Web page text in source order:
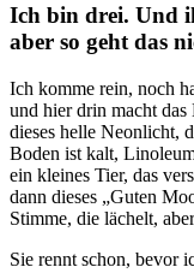
Ich bin drei. Und
aber so geht das
Ich komme rein, noch
und hier drin macht
dieses helle Neonlicht,
Boden ist kalt,
ein kleines Tier, das
dann dieses „Guten
Stimme, die lächelt,
Sie rennt schon, bevor